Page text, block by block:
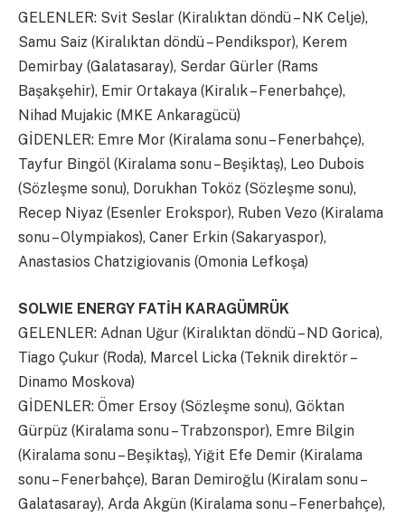
GELENLER: Svit Seslar (Kiralıktan döndü – NK Celje),
Samu Saiz (Kiralıktan döndü – Pendikspor), Kerem
Demirbay (Galatasaray), Serdar Gürler (Rams
Başakşehir), Emir Ortakaya (Kiralık – Fenerbahçe),
Nihad Mujakic (MKE Ankaragücü)
GİDENLER: Emre Mor (Kiralama sonu – Fenerbahçe),
Tayfur Bingöl (Kiralama sonu – Beşiktaş), Leo Dubois
(Sözleşme sonu), Dorukhan Toköz (Sözleşme sonu),
Recep Niyaz (Esenler Erokspor), Ruben Vezo (Kiralama
sonu – Olympiakos), Caner Erkin (Sakaryaspor),
Anastasios Chatzigiovanis (Omonia Lefkoşa)
SOLWIE ENERGY FATİH KARAGÜMRÜK
GELENLER: Adnan Uğur (Kiralıktan döndü – ND Gorica),
Tiago Çukur (Roda), Marcel Licka (Teknik direktör –
Dinamo Moskova)
GİDENLER: Ömer Ersoy (Sözleşme sonu), Göktan
Gürpüz (Kiralama sonu – Trabzonspor), Emre Bilgin
(Kiralama sonu – Beşiktaş), Yiğit Efe Demir (Kiralama
sonu – Fenerbahçe), Baran Demiroğlu (Kiralam sonu –
Galatasaray), Arda Akgün (Kiralama sonu – Fenerbahçe),